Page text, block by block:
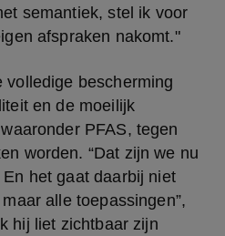
semantiek, stel ik voor
afspraken nakomt."
volledige bescherming
en de moeilijk
PFAS, tegen
worden. “Dat zijn we nu
het gaat daarbij niet
alle toepassingen”,
hij liet zichtbaar zijn